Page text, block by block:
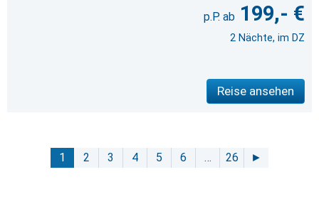
199,- €
2 Nächte, im DZ
Reise ansehen
1 2 3 4 5 6 … 26 ►